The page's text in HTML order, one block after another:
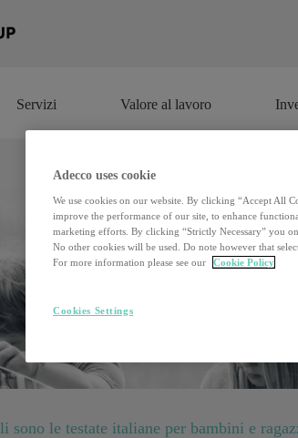
Servizi Valore al lavoro
le testate italiane per bambini e
Adecco uses cookie
We use cookies on our website. By clicking “Accept All
improve the performance of our site, to enhance
marketing efforts. By clicking “Strictly Necessary” you
No other cookies will be used. Do note however that
For more information please see our
Cookie Policy
Cookies Settings